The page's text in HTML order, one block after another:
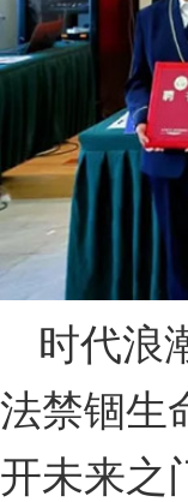
时代浪
法禁锢生
开未来之